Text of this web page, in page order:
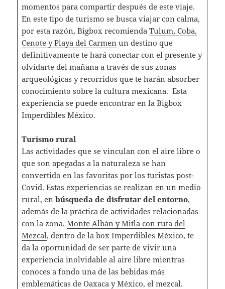
momentos para compartir después de este viaje.
En este tipo de turismo se busca viajar con calma,
por esta razón, Bigbox recomienda Tulum, Coba,
Cenote y Playa del Carmen un destino que
definitivamente te hará conectar con el presente y
olvidarte del mañana a través de sus zonas
arqueológicas y recorridos que te harán absorber
conocimiento sobre la cultura mexicana. Esta
experiencia se puede encontrar en la Bigbox
Imperdibles México.
Turismo rural
Las actividades que se vinculan con el aire libre o
que son apegadas a la naturaleza se han
convertido en las favoritas por los turistas post-
Covid. Estas experiencias se realizan en un medio
rural, en búsqueda de disfrutar del entorno,
además de la práctica de actividades relacionadas
con la zona. Monte Albán y Mitla con ruta del
Mezcal, dentro de la box Imperdibles México, te
da la oportunidad de ser parte de vivir una
experiencia inolvidable al aire libre mientras
conoces a fondo una de las bebidas más
emblemáticas de Oaxaca y México, el mezcal.